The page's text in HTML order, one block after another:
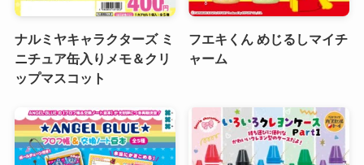
ナルミヤキャラクターズ ミ
ニチュア缶入りメモ＆クリ
ップマスコット
フエキくん めじるしマイチ
ャーム